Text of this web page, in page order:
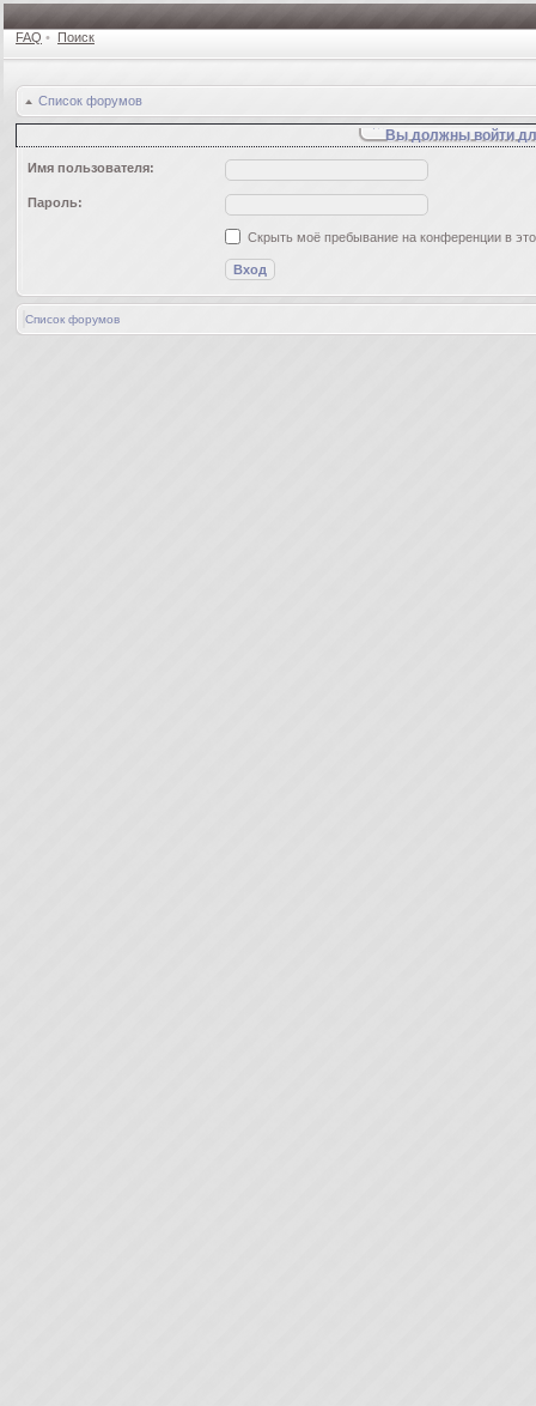
FAQ • Поиск
Список форумов
Вы должны войти
Имя пользователя:
Пароль:
Скрыть моё пребывание на конференции в
Список форумов